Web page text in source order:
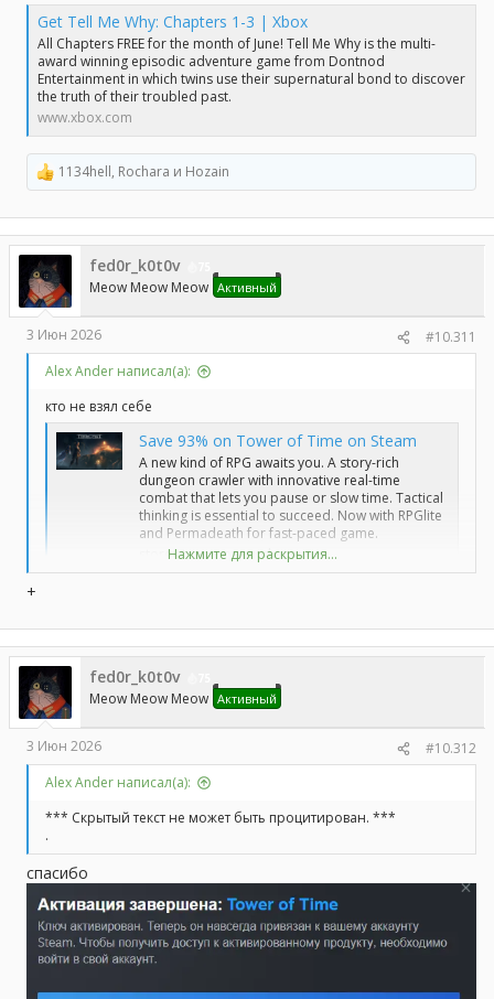
Get Tell Me Why: Chapters 1-3 | Xbox
All Chapters FREE for the month of June! Tell Me Why is the multi-
award winning episodic adventure game from Dontnod
Entertainment in which twins use their supernatural bond to discover
the truth of their troubled past.
www.xbox.com
Р
е
а
к
ц
и
и
:
1134hell, Rochara и Hozain
fed0r_k0t0v
Meow Meow Meow Активный
3 Июн 2026
#10.311
Alex Ander написал(а):
кто не взял себе
Save 93% on Tower of Time on Steam
A new kind of RPG awaits you. A story-rich
dungeon crawler with innovative real-time
combat that lets you pause or slow time. Tactical
thinking is essential to succeed. Now with RPGlite
and Permadeath for fast-paced game.
store.steampowered.com
за темой не слежу. кто успеет, тому отдам.
можно без цитаты попросить
Нажмите для раскрытия...
+
fed0r_k0t0v
Meow Meow Meow Активный
3 Июн 2026
#10.312
Alex Ander написал(а):
*** Скрытый текст не может быть процитирован. ***
.
спасибо